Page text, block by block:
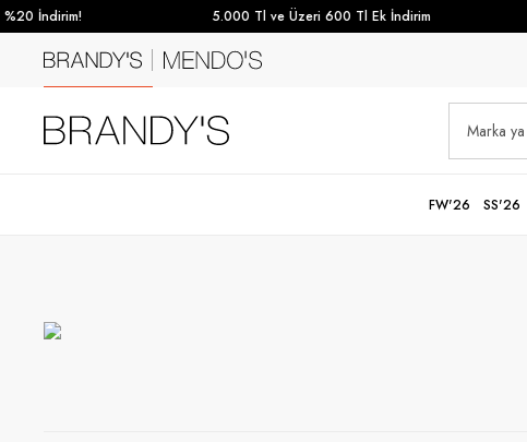
5.000 Tl ve Üzeri 600 Tl Ek İndirim
FW'26 SS'26